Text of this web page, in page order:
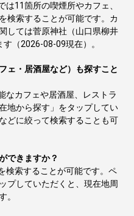
11箇所の喫煙所やカフェ、
検索することが可能です。カ
しては菅原神社（山口県柳井
（2026-08-09現在）。
ェ・居酒屋など）も探すこと
なカフェや居酒屋、レストラ
地から探す」をタップしてい
どに絞って検索することも可
できますか？
検索することが可能です。ペ
プしていただくと、現在地周
。